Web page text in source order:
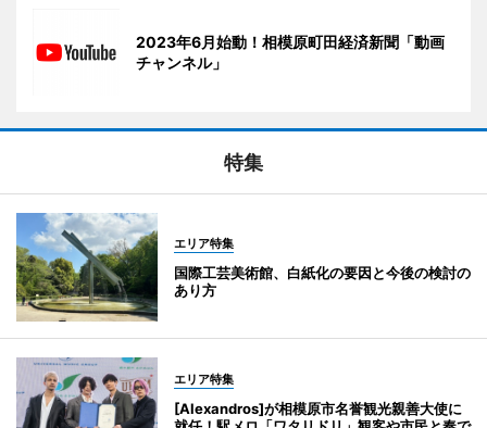
2023年6月始動！相模原町田経済新聞「動画
チャンネル」
特集
エリア特集
国際工芸美術館、白紙化の要因と今後の検討の
あり方
エリア特集
[Alexandros]が相模原市名誉観光親善大使に